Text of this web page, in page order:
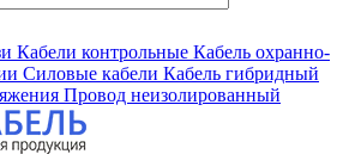
Кабели контрольные Кабель охранно-
Силовые кабели Кабель гибридный
Провод неизолированный